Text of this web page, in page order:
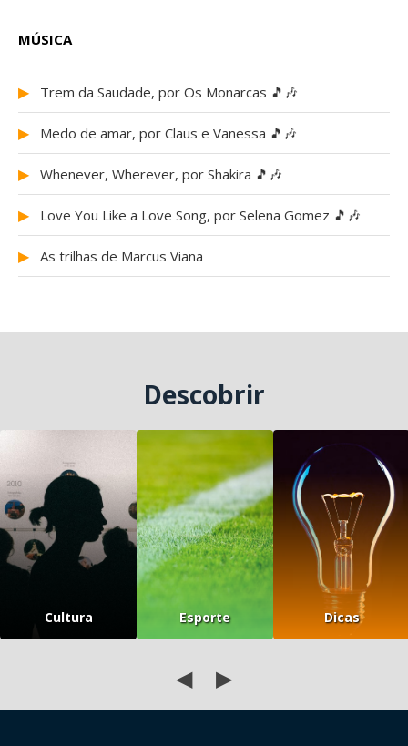
MÚSICA
▶ Trem da Saudade, por Os Monarcas 🎵🎶
▶ Medo de amar, por Claus e Vanessa 🎵🎶
▶ Whenever, Wherever, por Shakira 🎵🎶
▶ Love You Like a Love Song, por Selena Gomez 🎵🎶
▶ As trilhas de Marcus Viana
Descobrir
Cultura Esporte Dicas
◀ ▶